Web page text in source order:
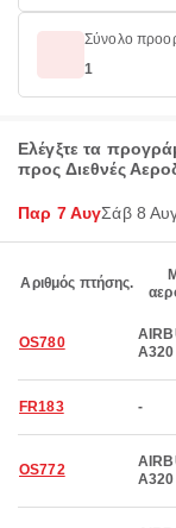
Σύνολο
1
Ελέγξτε τα
προς Διεθνές
Παρ 7 ΑυγΣάβ 8
Αριθμός πτήσης.
OS780
A320
FR183 -
OS772
A320